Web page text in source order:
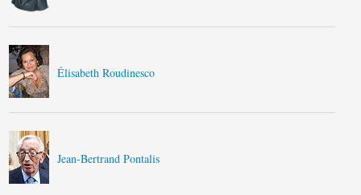
Élisabeth Roudinesco
Jean-Bertrand Pontalis